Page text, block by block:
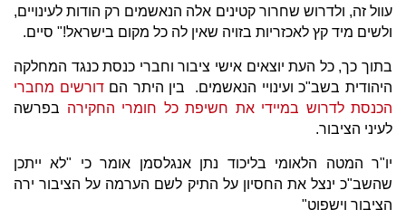
עוול זה, ולדרוש שחרור קטינים אלה הנאשמים רק הודות לעינויים,
ולשים מיד קץ לאכזריות בזויה שאין לה כל מקום בישראל!" סיים.
בתוך כך, כל העת יוצאים אישי ציבור וחברי כנסת כנגד המחלקה
היהודית בשב"כ ועינויי הנאשמים. בין היתר הםדורשים מחברי
הכנסת לדרוש במיידי את חשיפת כל חומרי החקירה בפרשה
לעיני הציבור.
יו"ר המטה הלאומי בליכוד נתן אנגלסמן אומר כי "לא ייתכן
שהשב"כ ינצל את החסיון על התיק לשם הערמה על הציבור ירה
הציבור וישפוט"